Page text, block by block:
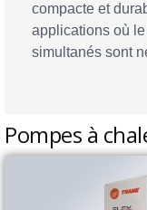
compacte et
applications où
simultanés sont
Pompes à